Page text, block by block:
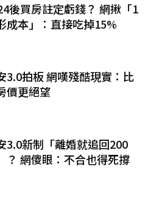
後買房註定虧錢？ 網揪「1
成本」：直接吃掉15%
3.0拍板 網嘆殘酷現實：比
價更絕望
3.0新制「離婚就追回200
萬」？ 網傻眼：不合也得死撐